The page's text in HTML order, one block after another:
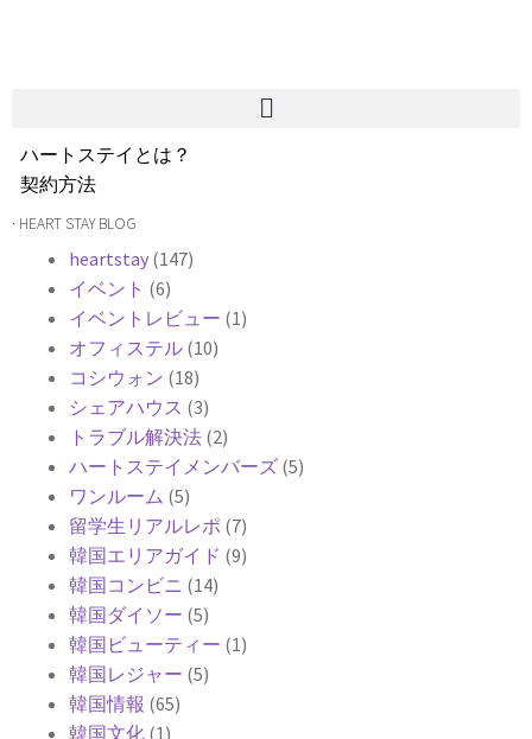
ハートステイとは？
契約方法
韓国不動産情報
よくある質問
Heartee
· HEART STAY BLOG
heartstay (147)
イベント (6)
イベントレビュー (1)
オフィステル (10)
コシウォン (18)
シェアハウス (3)
トラブル解決法 (2)
ハートステイメンバーズ (5)
ワンルーム (5)
留学生リアルレポ (7)
韓国エリアガイド (9)
韓国コンビニ (14)
韓国ダイソー (5)
韓国ビューティー (1)
韓国レジャー (5)
韓国情報 (65)
韓国文化 (1)